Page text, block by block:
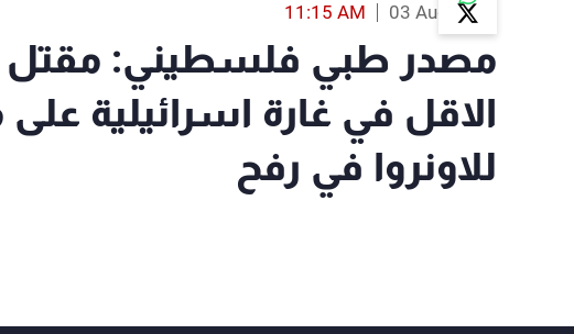
03 Aug 2014
11:15 AM
الاقل في غارة اسرائيلية
للاونروا في رفح